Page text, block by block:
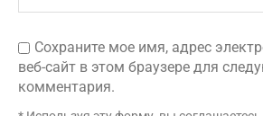
Сохраните мое имя, адрес
веб-сайт в этом браузере для
комментария.